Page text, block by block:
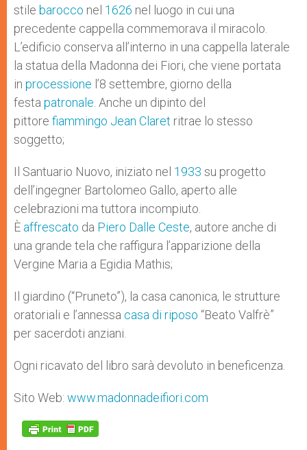
stile barocco nel 1626 nel luogo in cui una
precedente cappella commemorava il miracolo.
L’edificio conserva all’interno in una cappella laterale
la statua della Madonna dei Fiori, che viene portata
in processione l’8 settembre, giorno della
festa patronale . Anche un dipinto del
pittore fiammingo Jean Claret ritrae lo stesso
soggetto;
Il Santuario Nuovo, iniziato nel 1933 su progetto
dell’ingegner Bartolomeo Gallo, aperto alle
celebrazioni ma tuttora incompiuto.
È affrescato da Piero Dalle Ceste, autore anche di
una grande tela che raffigura l’apparizione della
Vergine Maria a Egidia Mathis;
Il giardino (“Pruneto”), la casa canonica, le strutture
oratoriali e l’annessa casa di riposo “Beato Valfrè”
per sacerdoti anziani.
Ogni ricavato del libro sarà devoluto in beneficenza.
Sito Web: www.madonnadeifiori.com